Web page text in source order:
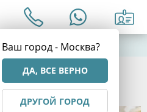
Ваш город - Москва?
ДА, ВСЕ ВЕРНО
ДРУГОЙ ГОРОД